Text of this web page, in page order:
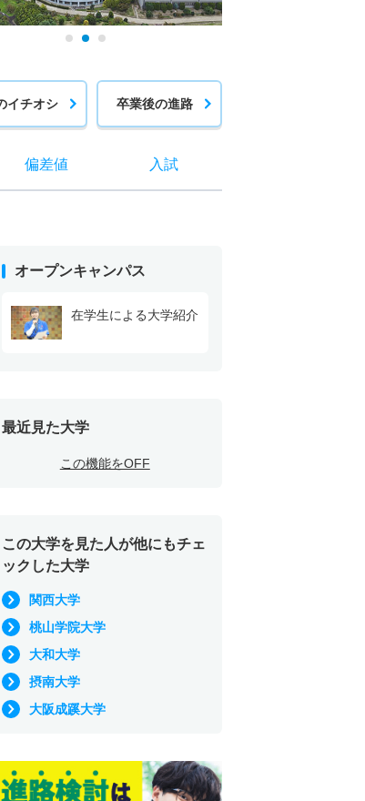
イチオシ 卒業後の進路
偏差値 入試
オープンキャンパス
在学生による大学紹介
最近見た大学
この機能をOFF
この大学を見た人が他にもチェ
ックした大学
関西大学
桃山学院大学
大和大学
摂南大学
大阪成蹊大学